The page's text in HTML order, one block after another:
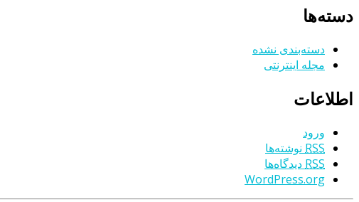
دسته‌ها
دسته‌بندی نشده
مجله اینترنتی
اطلاعات
ورود
RSS نوشته‌ها
RSS دیدگاه‌ها
WordPress.org